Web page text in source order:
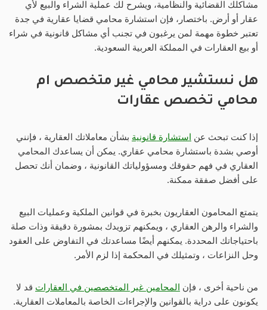
مشاكلك القضائية والنظامية، ويشرح لك عملية الشراء والبيع لأي
عقار أو أرض. باختصار، فإن استشارة محامي قضايا عقارية في جدة
تعتبر خطوة مهمة لمن يرغبون في تجنب أي مشاكل قانونية في شراء
أو بيع العقارات في المملكة العربية السعودية.
هل نستشير محامي غير متخصص ام
محامي تخصص عقارات
إذا كنت تبحث عن استشارة قانونية بشأن معاملاتك العقارية ، فإنني
أوصي بشدة باستشارة محامي عقاري. يمكن أن يساعدك المحامي
العقاري في فهم حقوقك ومسؤولياتك القانونية ، وضمان أنك تحصل
على أفضل صفقة ممكنة.
يتمتع المحامون العقاريون بخبرة في قوانين الملكية وعمليات البيع
والشراء والرهن العقاري ، ويمكنهم تزويدك بمشورة دقيقة وذات صلة
باحتياجاتك المحددة. يمكنهم أيضًا مساعدتك في التفاوض على العقود
وحل النزاعات ، وتمثيلك في المحكمة إذا لزم الأمر.
من ناحية أخرى ، فإن المحامين غير المتخصصين في العقارات قد لا
يكونون على دراية بالقوانين والإجراءات الخاصة بالمعاملات العقارية.